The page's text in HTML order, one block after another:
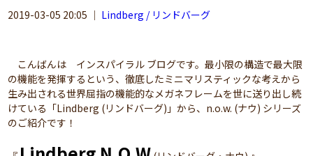
2019-03-05 20:05 ｜ Lindberg / リンドバーグ
こんばんは インスパイラル ブログです。最小限の構造で最大限
の機能を発揮するという、徹底したミニマリスティックな考えから
生み出される世界屈指の機能的なメガネフレームを世に送り出し続
けている「Lindberg (リンドバーグ)」から、n.o.w. (ナウ) シリーズ
のご紹介です！